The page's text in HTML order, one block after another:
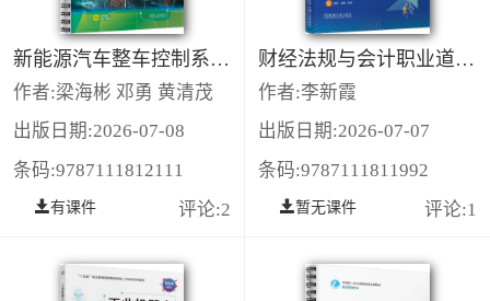
新能源汽车整车控制系统构造与检修
作者:梁海彬 邓勇 黄清茂
出版日期:2026-07-08
条码:9787111812111
有课件 评论:2
财经法规与会计职业道德 第2版
作者:李新霞
出版日期:2026-07-07
条码:9787111811992
暂无课件 评论:1